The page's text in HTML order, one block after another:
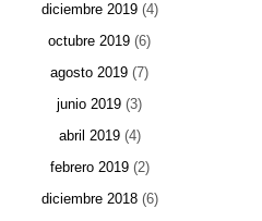
diciembre 2019(4)
octubre 2019 (6)
agosto 2019 (7)
junio 2019 (3)
abril 2019(4)
febrero 2019(2)
diciembre 2018(6)